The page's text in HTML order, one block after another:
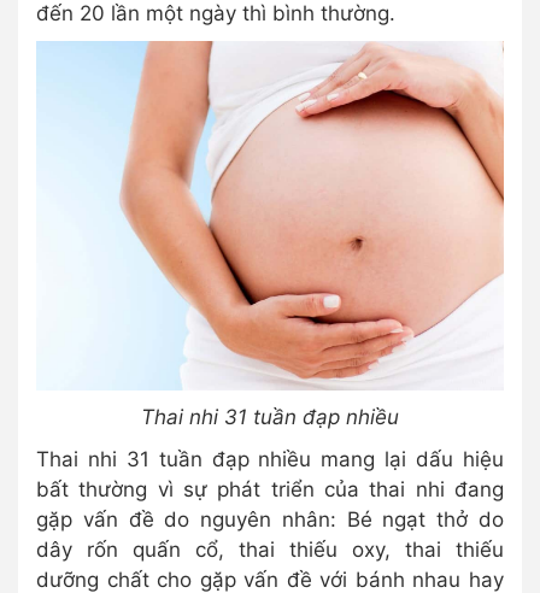
đến 20 lần một ngày thì bình thường.
Thai nhi 31 tuần đạp nhiều
Thai nhi 31 tuần đạp nhiều mang lại dấu hiệu
bất thường vì sự phát triển của thai nhi đang
gặp vấn đề do nguyên nhân: Bé ngạt thở do
dây rốn quấn cổ, thai thiếu oxy, thai thiếu
dưỡng chất cho gặp vấn đề với bánh nhau hay